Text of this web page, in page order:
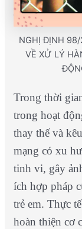
NGHỊ ĐỊNH
VỀ XỬ LÝ
Trong thời
trong hoạt
thay thế và
mạng có xu
tinh vi, gây
ích hợp pháp
trẻ em. Thực
hoàn thiện cơ